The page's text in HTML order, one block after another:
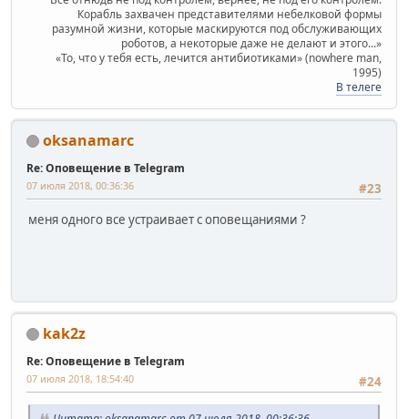
Корабль захвачен представителями небелковой формы
разумной жизни, которые маскируются под обслуживающих
роботов, а некоторые даже не делают и этого...»
«То, что у тебя есть, лечится антибиотиками» (nowhere man,
1995)
В телеге
oksanamarc
Re: Оповещение в Telegram
#23
07 июля 2018, 00:36:36
меня одного все устраивает с оповещаниями ?
kak2z
Re: Оповещение в Telegram
#24
07 июля 2018, 18:54:40